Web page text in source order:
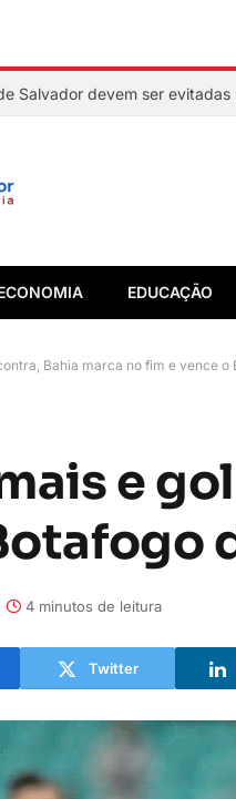
EDUCAÇÃO
Bahia marca no fim e vence o
e
4 minutos de leitura
Twitter